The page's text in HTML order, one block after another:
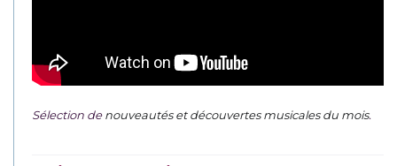
Sélection denouveautés et découvertes musicales du mois.